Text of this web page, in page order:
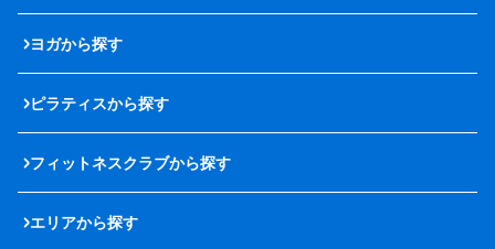
ヨガから探す
ピラティスから探す
フィットネスクラブから探す
エリアから探す